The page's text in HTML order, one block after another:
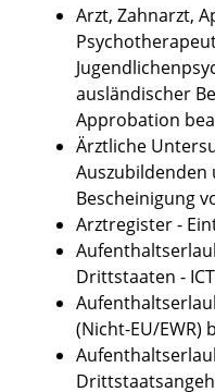
Arzt, Zahnarzt,
ausländischer
Approbation
Ärztliche
Auszubildenden
Bescheinigung
Arztregister -
Drittstaaten -
(Nicht-EU/EWR)